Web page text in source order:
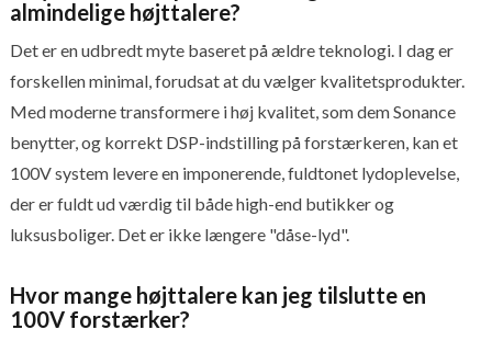
almindelige højttalere?
Det er en udbredt myte baseret på ældre teknologi. I dag er
forskellen minimal, forudsat at du vælger kvalitetsprodukter.
Med moderne transformere i høj kvalitet, som dem Sonance
benytter, og korrekt DSP-indstilling på forstærkeren, kan et
100V system levere en imponerende, fuldtonet lydoplevelse,
der er fuldt ud værdig til både high-end butikker og
luksusboliger. Det er ikke længere "dåse-lyd".
Hvor mange højttalere kan jeg tilslutte en
100V forstærker?